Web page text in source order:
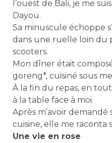
l’ouest de Bali, je me
Dayou.
Sa minuscule échoppe
dans une ruelle loin du
scooters.
Mon dîner était
goreng*, cuisiné sous
À la fin du repas, en
à la table face à moi.
Après m’avoir demandé
cuisine, elle me raconta
Une vie en rose